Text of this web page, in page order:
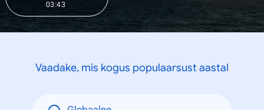
03:43
Vaadake, mis kogus populaarsust aastal